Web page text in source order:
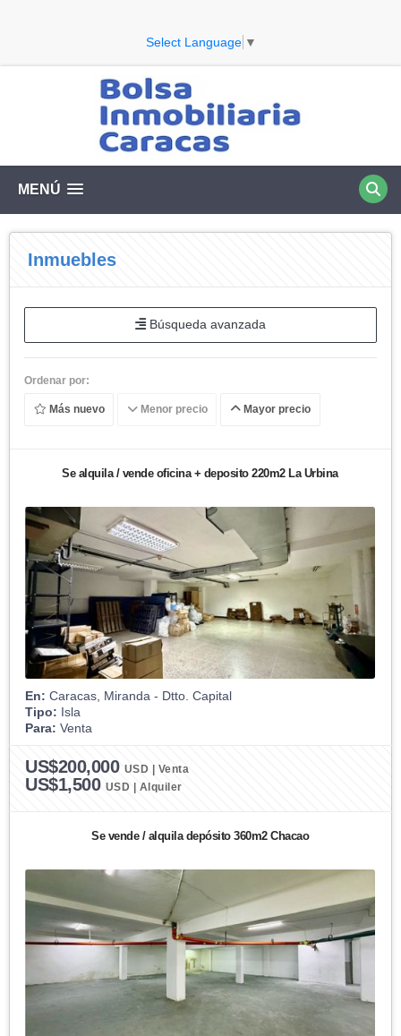
Select Language ▼
MENÚ
Inmuebles
Búsqueda avanzada
Ordenar por:
Más nuevo Menor precio Mayor precio
Se alquila / vende oficina + deposito 220m2 La Urbina
En: Caracas, Miranda - Dtto. Capital
Tipo: Isla
Para: Venta
US$200,000 USD | Venta
US$1,500 USD | Alquiler
Se vende / alquila depósito 360m2 Chacao